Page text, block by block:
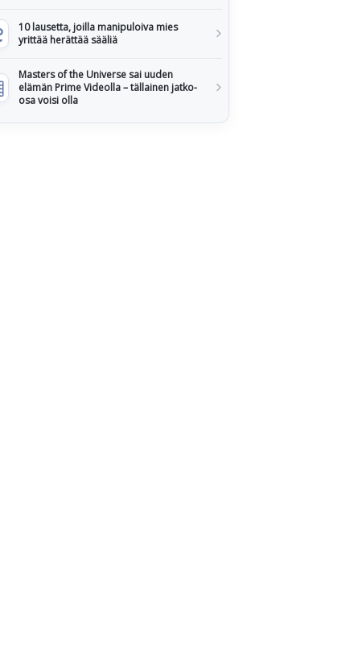
10 lausetta, joilla manipuloiva mies
yrittää herättää sääliä
Masters of the Universe sai uuden
elämän Prime Videolla – tällainen jatko-
osa voisi olla